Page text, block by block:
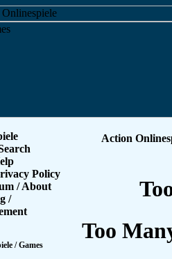
Policy
/ About
/
/ Games
Action